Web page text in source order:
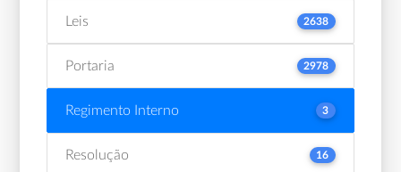
Leis 2638
Portaria 2978
Regimento Interno 3
Resolução 16